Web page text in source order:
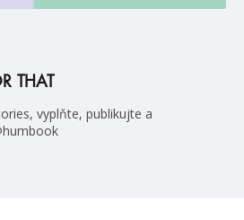
THAT
vyplňte, publikujte a